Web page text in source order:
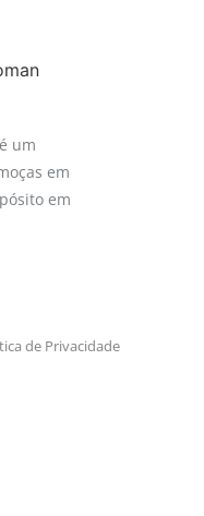
um
em
em
de Privacidade